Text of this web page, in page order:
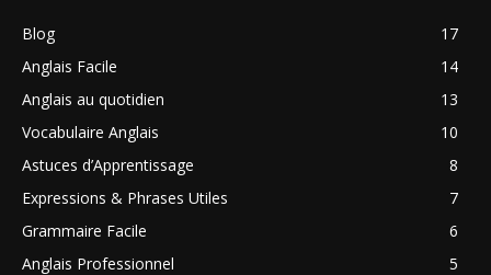
Blog
17
Anglais Facile
14
Anglais au quotidien
13
Vocabulaire Anglais
10
Astuces d’Apprentissage
8
Expressions & Phrases Utiles
7
Grammaire Facile
6
Anglais Professionnel
5